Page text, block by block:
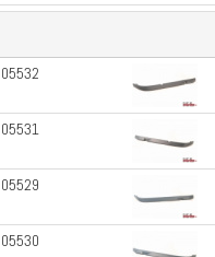
05532
05531
05529
05530